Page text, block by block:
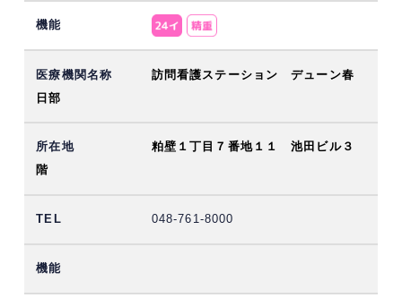
訪問看護ステーション デューン春
日部
粕壁１丁目７番地１１ 池田ビル３
階
048-761-8000